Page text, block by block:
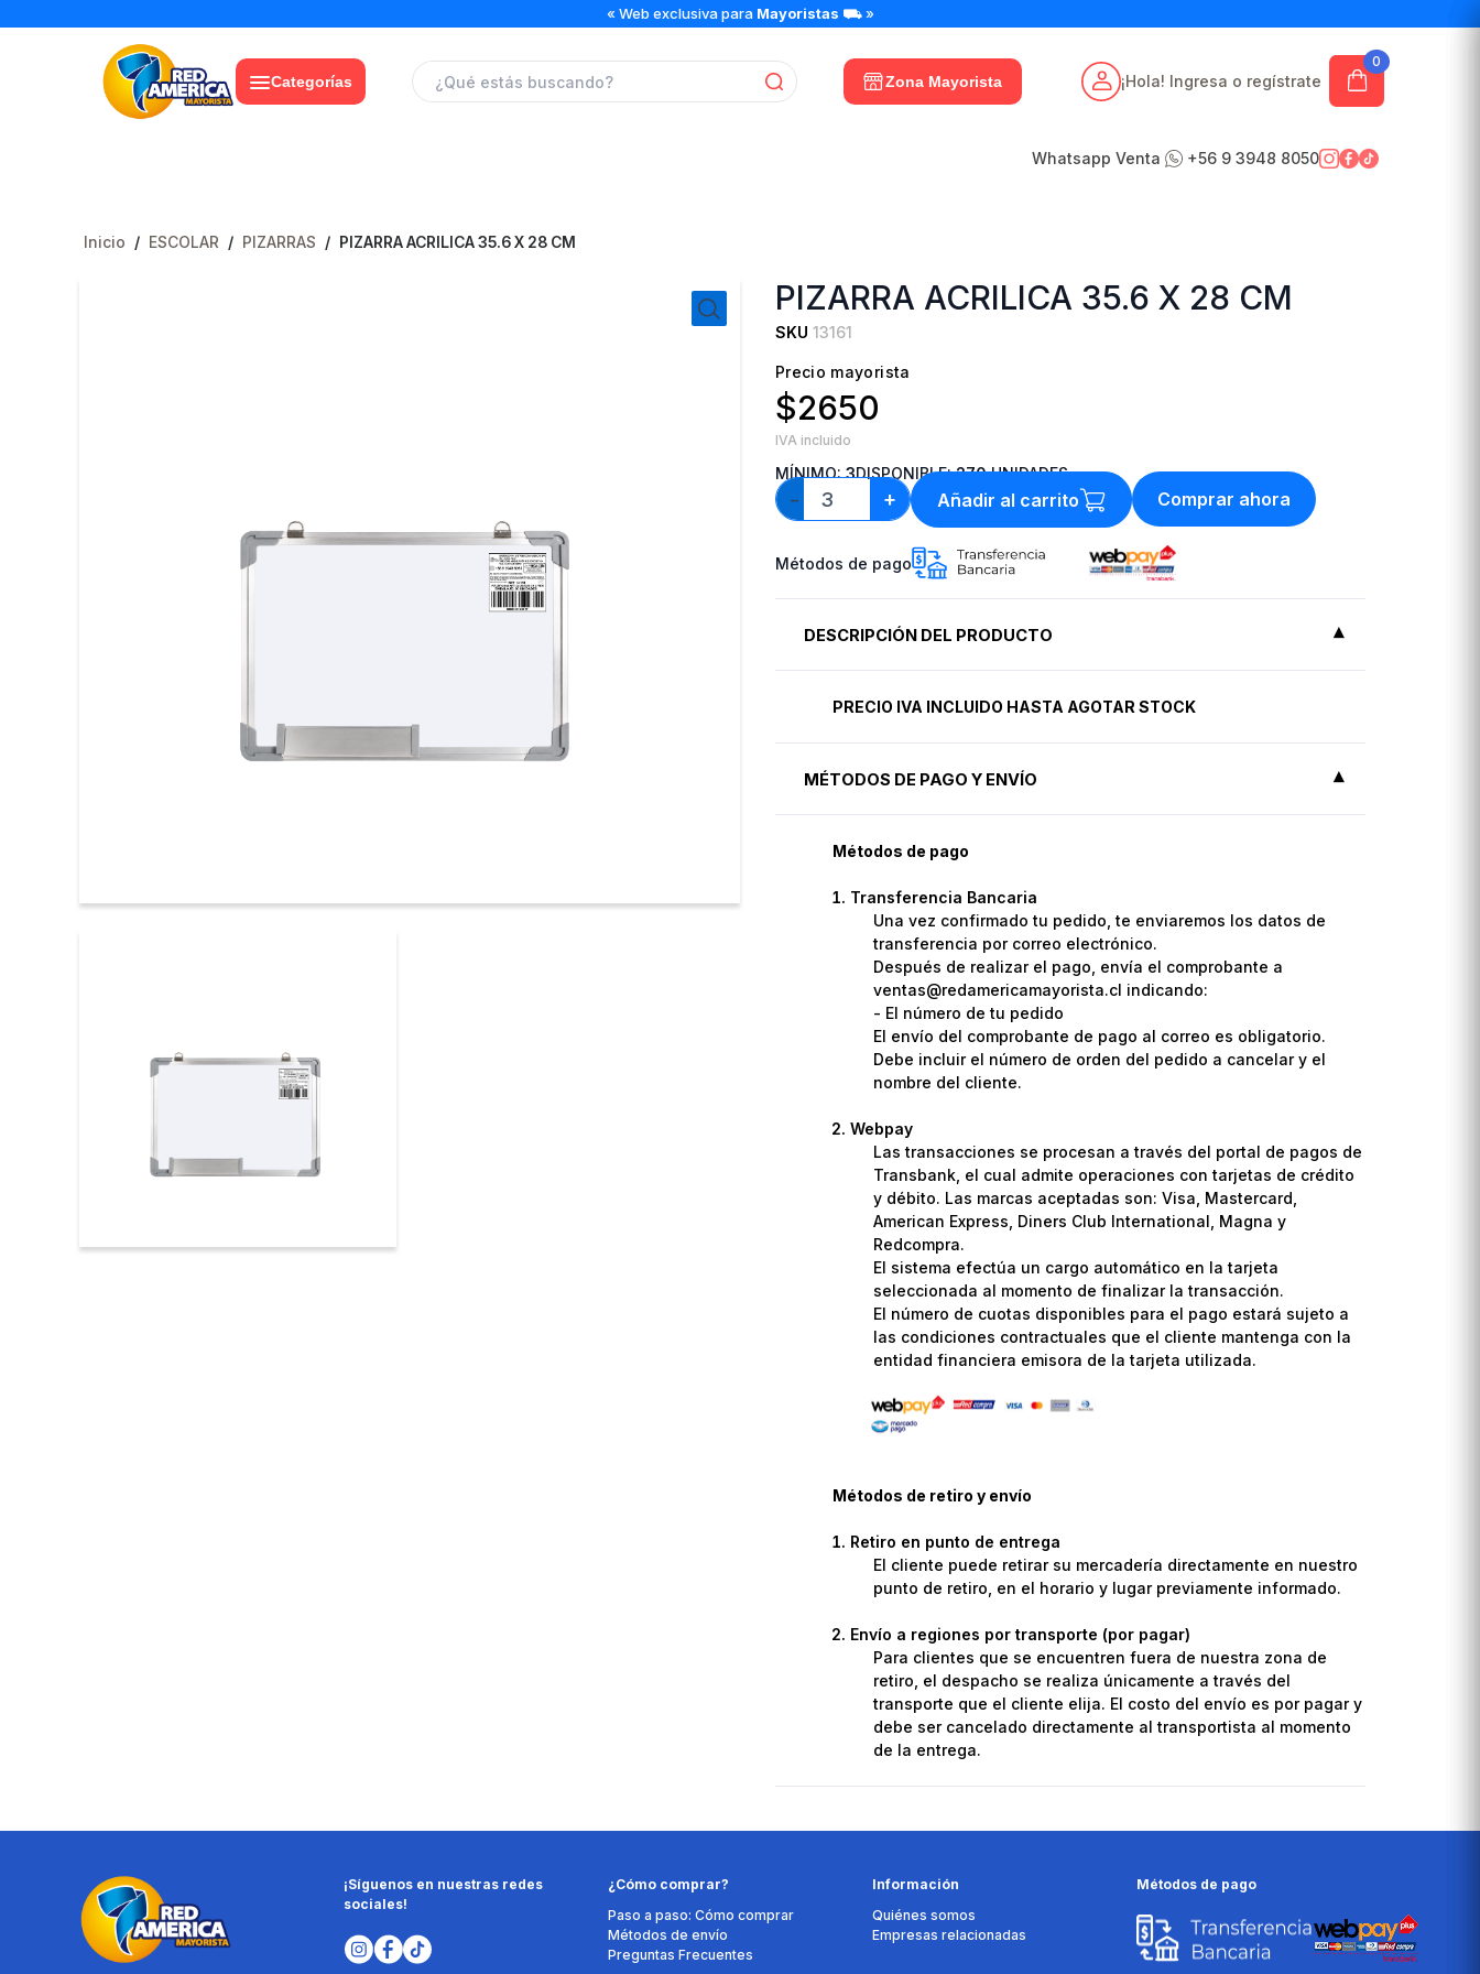
« Web exclusiva para Mayoristas ⛟ »
Categorías Zona Mayorista
0
¡Hola! Ingresa o regístrate
Whatsapp Venta +56 9 3948 8050
Inicio / ESCOLAR / PIZARRAS / PIZARRA ACRILICA 35.6 X 28 CM
PIZARRA ACRILICA 35.6 X 28 CM
SKU 13161
Precio mayorista
$2650
IVA incluido
MÍNIMO:3DISPONIBLE:270UNIDADES
−
PIZARRA
ACRILICA
+ Añadir al carrito Comprar ahora
Métodos de pago
DESCRIPCIÓN DEL PRODUCTO
PRECIO IVA INCLUIDO HASTA AGOTAR STOCK
MÉTODOS DE PAGO Y ENVÍO
Métodos de pago
Transferencia Bancaria
Una vez confirmado tu pedido, te enviaremos los datos de
transferencia por correo electrónico.
Después de realizar el pago, envía el comprobante a
ventas@redamericamayorista.cl indicando:
- El número de tu pedido
El envío del comprobante de pago al correo es obligatorio.
Debe incluir el número de orden del pedido a cancelar y el
nombre del cliente.
Webpay
Las transacciones se procesan a través del portal de pagos de
Transbank, el cual admite operaciones con tarjetas de crédito
y débito. Las marcas aceptadas son: Visa, Mastercard,
American Express, Diners Club International, Magna y
Redcompra.
El sistema efectúa un cargo automático en la tarjeta
seleccionada al momento de finalizar la transacción.
El número de cuotas disponibles para el pago estará sujeto a
las condiciones contractuales que el cliente mantenga con la
entidad financiera emisora de la tarjeta utilizada.
Métodos de retiro y envío
Retiro en punto de entrega
El cliente puede retirar su mercadería directamente en nuestro
punto de retiro, en el horario y lugar previamente informado.
Envío a regiones por transporte (por pagar)
Para clientes que se encuentren fuera de nuestra zona de
retiro, el despacho se realiza únicamente a través del
transporte que el cliente elija. El costo del envío es por pagar y
debe ser cancelado directamente al transportista al momento
de la entrega.
¡Síguenos en nuestras redes
sociales!
¿Cómo comprar?
Paso a paso: Cómo comprar
Métodos de envío
Preguntas Frecuentes
Información
Quiénes somos
Empresas relacionadas
Métodos de pago